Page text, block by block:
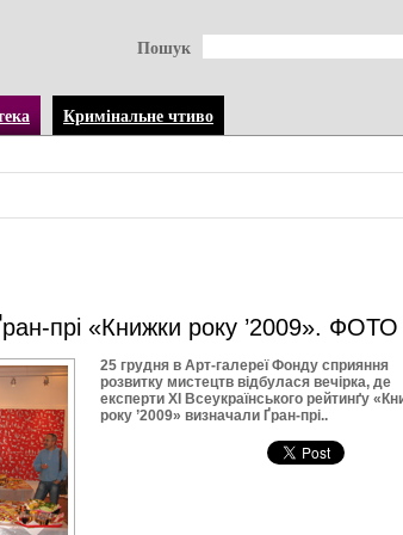
Пошук
Кримінальне чтиво
прі «Книжки року ’2009». ФОТО
25 грудня в Арт-галереї Фонду сприяння
розвитку мистецтв відбулася вечірка, де
експерти XІ Всеукраїнського рейтинґу
року ’2009» визначали Ґран-прі..